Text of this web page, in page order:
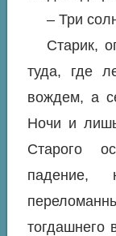
– Три
Старик,
туда, где
вождем, а
Ночи и
Старого
падение,
тогдашнего